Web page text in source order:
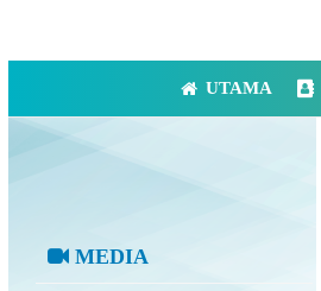
UTAMA
MEDIA